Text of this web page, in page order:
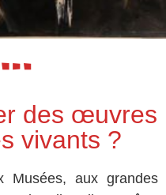
des œuvres
vivants ?
Musées, aux grandes